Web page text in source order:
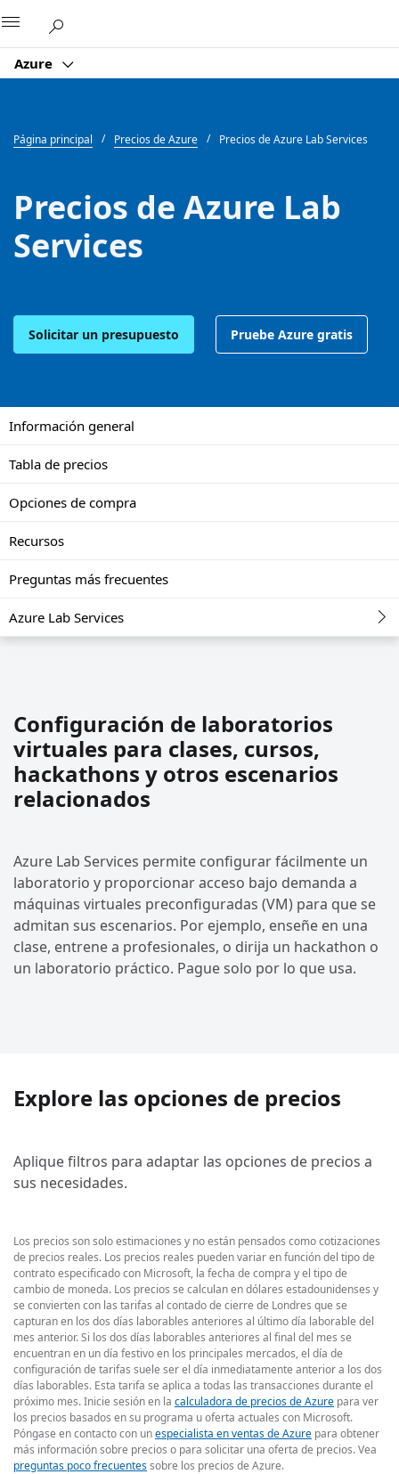
Azure
Página principal Precios de Azure Precios de Azure Lab Services
Precios de Azure Lab
Services
Solicitar un presupuesto Pruebe Azure gratis
Información general
Tabla de precios
Opciones de compra
Recursos
Preguntas más frecuentes
Azure Lab Services
Configuración de laboratorios
virtuales para clases, cursos,
hackathons y otros escenarios
relacionados
Azure Lab Services permite configurar fácilmente un
laboratorio y proporcionar acceso bajo demanda a
máquinas virtuales preconfiguradas (VM) para que se
admitan sus escenarios. Por ejemplo, enseñe en una
clase, entrene a profesionales, o dirija un hackathon o
un laboratorio práctico. Pague solo por lo que usa.
Explore las opciones de precios
Aplique filtros para adaptar las opciones de precios a
sus necesidades.
Los precios son solo estimaciones y no están pensados como cotizaciones
de precios reales. Los precios reales pueden variar en función del tipo de
contrato especificado con Microsoft, la fecha de compra y el tipo de
cambio de moneda. Los precios se calculan en dólares estadounidenses y
se convierten con las tarifas al contado de cierre de Londres que se
capturan en los dos días laborables anteriores al último día laborable del
mes anterior. Si los dos días laborables anteriores al final del mes se
encuentran en un día festivo en los principales mercados, el día de
configuración de tarifas suele ser el día inmediatamente anterior a los dos
días laborables. Esta tarifa se aplica a todas las transacciones durante el
próximo mes. Inicie sesión en la calculadora de precios de Azure para ver
los precios basados en su programa u oferta actuales con Microsoft.
Póngase en contacto con unespecialista en ventas de Azure para obtener
más información sobre precios o para solicitar una oferta de precios. Vea
preguntas poco frecuentessobre los precios de Azure.